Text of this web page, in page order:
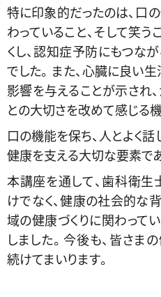
特に印象的だったのは、口
わっていること、そして笑
くし、認知症予防にもつな
でした。また、心臓に良い
影響を与えることが示され
との大切さを改めて感じる
口の機能を保ち、人とよく話
健康を支える大切な要素で
本講座を通して、歯科衛
けでなく、健康の社会的な
域の健康づくりに関わって
しました。今後も、皆さま
続けてまいります。